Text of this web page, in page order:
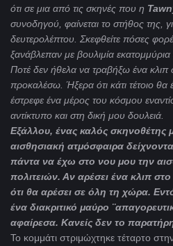
ότι σε μια από τις σκηνές που η
συνοδηγού, φαίνεται το στήθος της,
δευτερολέπτου. Σκεφθείτε πόσες
ξανάβλεπαν με βουλιμία εκατομμύρια
Ποτέ δεν ήθελα να τραβήξω ένα κλιπ
προκαλέσω. Ήξερα ότι κάτι τέτοιο θα
έστρεφε ένα μέρος του κόσμου
αντίκτυπο και στη δική μου δουλειά.
Εξάλλου, ένας καλός σκηνοθέτης
αισθησιακή ατμόσφαιρα
πάντα να έχω στο νου μου την
πολιτειών. Αν αρέσει ένα κλιπ
ότι θα αρέσει σε όλη τη χώρα.
ένα διακριτικό μαύρο
αφαίρεσα. Κανείς δεν το
Το κομμάτι στριμώχτηκε τέταρτο